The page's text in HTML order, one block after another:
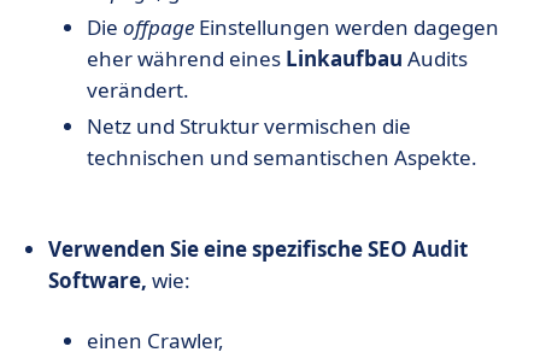
Die offpage Einstellungen werden dagegen
eher während eines Linkaufbau Audits
verändert.
Netz und Struktur vermischen die
technischen und semantischen Aspekte.
Verwenden Sie eine spezifische SEO Audit
Software, wie:
einen Crawler,